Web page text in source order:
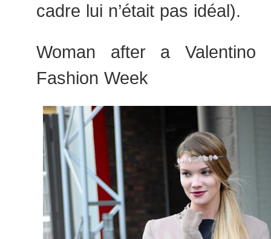
cadre lui n’était pas idéal).
Woman after a
Fashion Week